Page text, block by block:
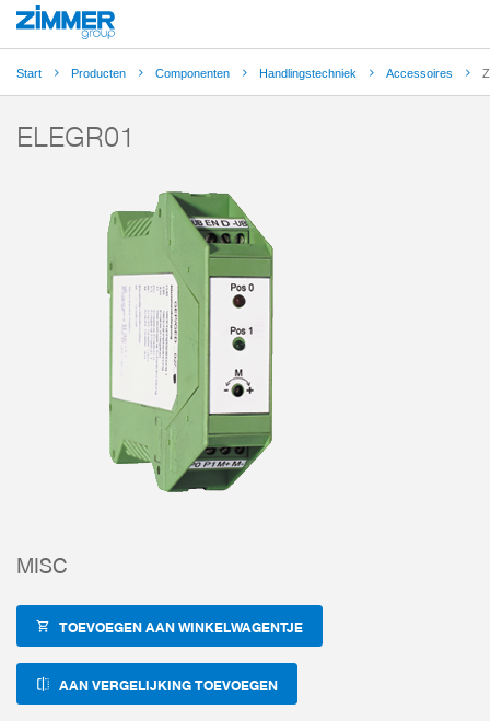
Start Producten Componenten Handlingstechniek Accessoires
ELEGR01
MISC
TOEVOEGEN AAN WINKELWAGENTJE
AAN VERGELIJKING TOEVOEGEN